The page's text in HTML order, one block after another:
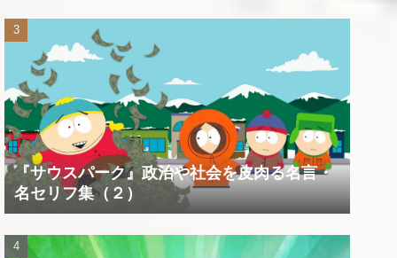
『サウスパーク』政治や社会を皮肉る名言・
名セリフ集（２）